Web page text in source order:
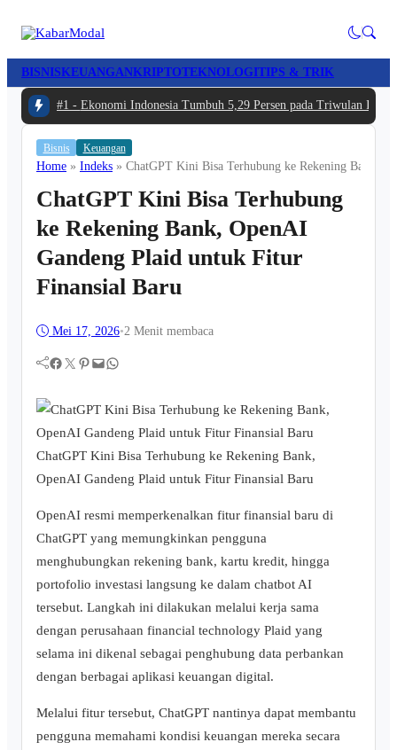
BISNISKEUANGANKRIPTOTEKNOLOGITIPS & TRIK
#1 - Ekonomi Indonesia Tumbuh 5,29 Persen pada Triwulan II
Bisnis Keuangan
Home » Indeks » ChatGPT Kini Bisa Terhubung ke Rekening Bank,
ChatGPT Kini Bisa Terhubung
ke Rekening Bank, OpenAI
Gandeng Plaid untuk Fitur
Finansial Baru
Mei 17, 2026•2 Menit membaca
Facebook Twitter Pinterest Mail WhatsApp
ChatGPT Kini Bisa Terhubung ke Rekening Bank,
OpenAI Gandeng Plaid untuk Fitur Finansial Baru
OpenAI resmi memperkenalkan fitur finansial baru di
ChatGPT yang memungkinkan pengguna
menghubungkan rekening bank, kartu kredit, hingga
portofolio investasi langsung ke dalam chatbot AI
tersebut. Langkah ini dilakukan melalui kerja sama
dengan perusahaan financial technology Plaid yang
selama ini dikenal sebagai penghubung data perbankan
dengan berbagai aplikasi keuangan digital.
Melalui fitur tersebut, ChatGPT nantinya dapat membantu
pengguna memahami kondisi keuangan mereka secara